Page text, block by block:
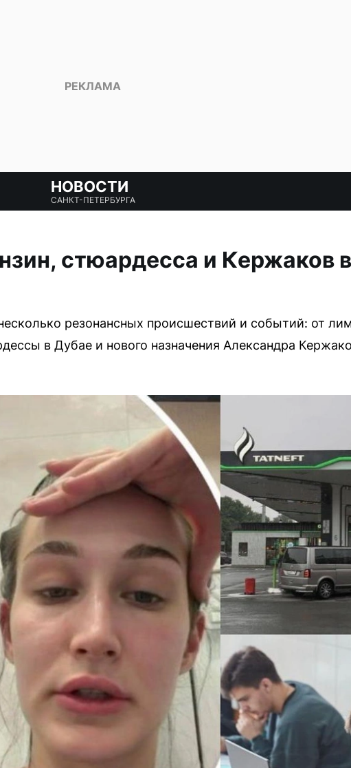
НОВОСТИ
САНКТ-ПЕТЕРБУРГА
стюардесса и Кержаков в
резонансных происшествий и событий: от
в Дубае и нового назначения Александра